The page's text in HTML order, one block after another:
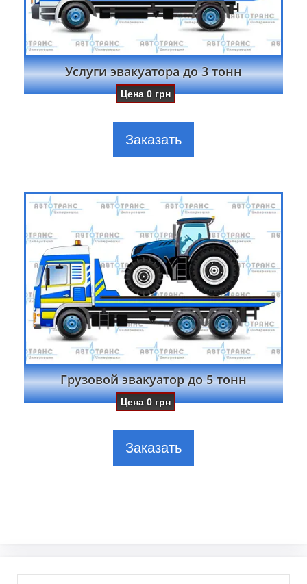
Услуги эвакуатора до 3 тонн
Цена0 грн
Заказать
Грузовой эвакуатор до 5 тонн
Цена0 грн
Заказать